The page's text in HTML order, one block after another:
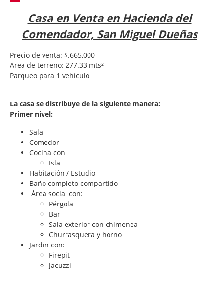
Casa en Venta en Hacienda del
Comendador, San Miguel Dueñas
Precio de venta: $.665,000
Área de terreno: 277.33 mts²
Parqueo para 1 vehículo
La casa se distribuye de la siguiente manera:
Primer nivel:
Sala
Comedor
Cocina con:
Isla
Habitación / Estudio
Baño completo compartido
Área social con:
Pérgola
Bar
Sala exterior con chimenea
Churrasquera y horno
Jardín con:
Firepit
Jacuzzi